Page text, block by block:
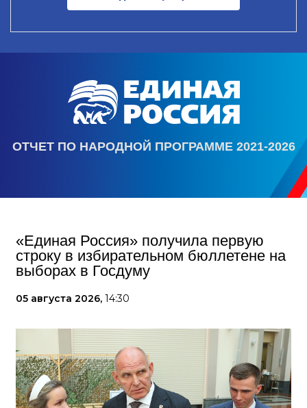
ОТЧЕТ ПО НАРОДНОЙ ПРОГРАММЕ 2021-2026
«Единая Россия» получила первую
строку в избирательном бюллетене на
выборах в Госдуму
05 августа 2026, 14:30